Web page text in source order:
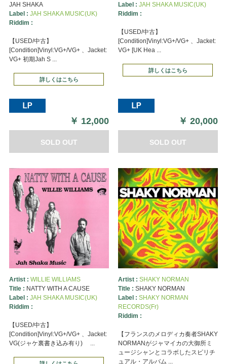
JAH SHAKA
Label : JAH SHAKA MUSIC(UK)
Riddim :
【USED/中古】
[Condition]Vinyl:VG+/VG+ 、Jacket:
VG+ 初期Jah S ...
詳しくはこちら
￥ 12,000
SOLD OUT
Label : JAH SHAKA MUSIC(UK)
Riddim :
【USED/中古】
[Condition]Vinyl:VG+/VG+ 、Jacket:
VG+ [UK Hea ...
詳しくはこちら
￥20,000
SOLD OUT
Artist : WILLIE WILLIAMS
Title : NATTY WITH A CAUSE
Label : JAH SHAKA MUSIC(UK)
Riddim :
【USED/中古】
[Condition]Vinyl:VG+/VG+ 、Jacket:
VG(ジャケ裏書き込み有り) ...
Artist : SHAKY NORMAN
Title : SHAKY NORMAN
Label : SHAKY NORMAN
RECORDS(Fr)
Riddim :
【フランスのメロディカ奏者SHAKY
NORMANがジャマイカの大御所ミ
ュージシャンとコラボしたスピリチ
ュアル・アルバム ...